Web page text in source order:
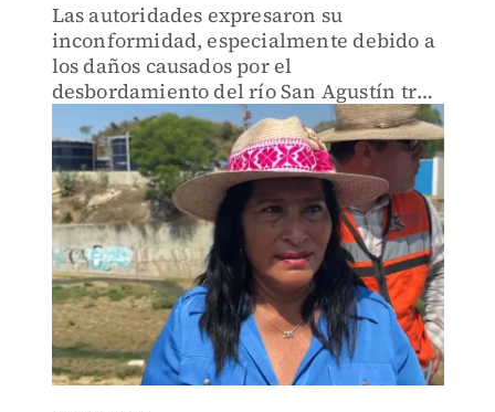
Las autoridades expresaron su
inconformidad, especialmente debido a
los daños causados por el
desbordamiento del río San Agustín tras
el huracán John.